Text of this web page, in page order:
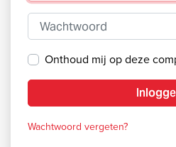
Wachtwoord
Onthoud mij op deze
Wachtwoord vergeten?